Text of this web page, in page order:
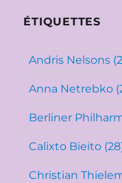
ÉTIQUETTES
Andris Nelsons
Anna Netrebko
Berliner
Calixto Bieito
Christian